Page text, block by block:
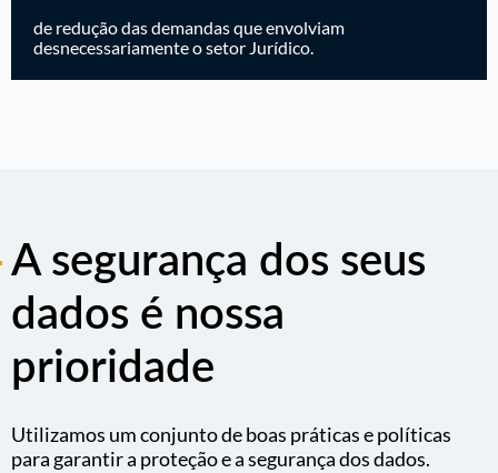
de redução das demandas que envolviam
desnecessariamente o setor Jurídico.
A segurança dos seus
dados é nossa
prioridade
Utilizamos um conjunto de boas práticas e políticas
para garantir a proteção e a segurança dos dados.